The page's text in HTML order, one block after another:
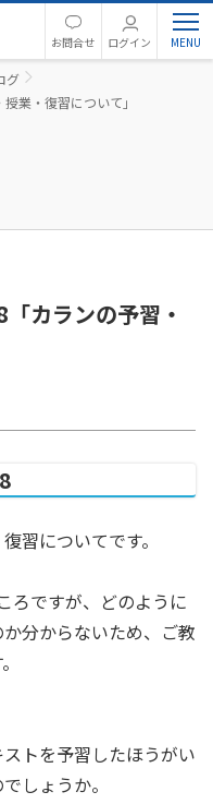
お問合せ ログイン
グ
業・復習について」
カランの予習・
習についてです。
ろですが、どのように
分からないため、ご教
トを予習したほうがい
しょうか。